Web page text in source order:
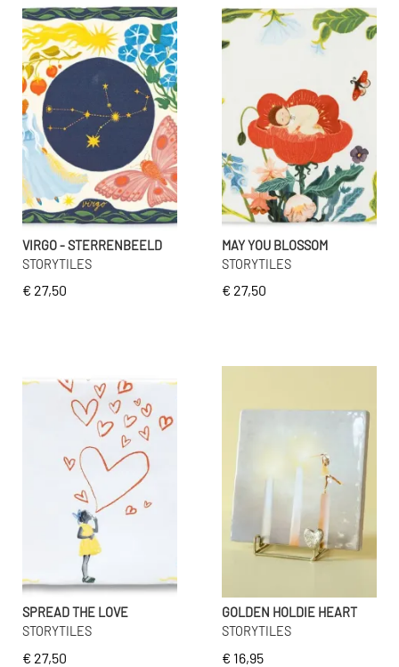
VIRGO - STERRENBEELD
STORYTILES
€ 27,50
MAY YOU BLOSSOM
STORYTILES
€ 27,50
SPREAD THE LOVE
STORYTILES
€ 27,50
GOLDEN HOLDIE HEART
STORYTILES
€ 16,95